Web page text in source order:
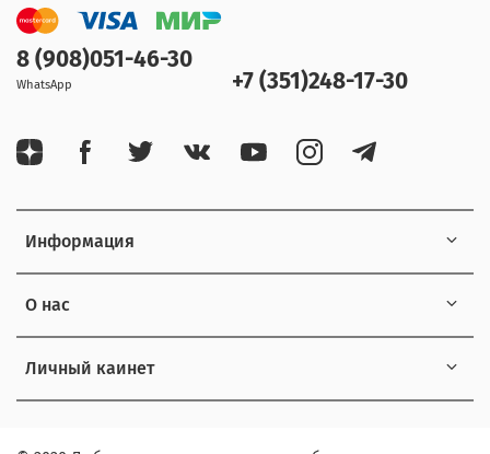
Информация
О нас
Личный каинет
8 (908)051-46-30
WhatsApp +7 (351)248-17-30